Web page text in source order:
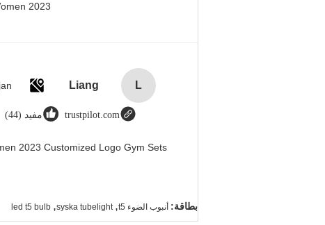
2023@
L
Liang
trustpilot.com مفيد (44)
2023 Customized Logo Gym Sets
بطاقة: أنبوب الضوء t5 ,
syska tubelight
,
led t5 bulb